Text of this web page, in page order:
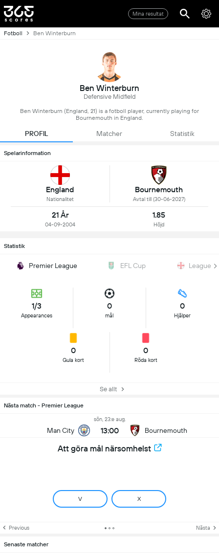
Mina resultat
Fotboll Ben Winterburn
Ben Winterburn
Defensive Midfield
Ben Winterburn (England, 21) is a fotboll player, currently playing for
Bournemouth in England.
PROFIL Matcher Statistik
Spelarinformation
England
Nationalitet
Bournemouth
Avtal till (30-06-2027)
21 År
04-09-2004
1.85
Höjd
Statistik
Premier League EFL Cup League
1/3
Appearances
0
mål
0
Hjälper
0
Gula kort
0
Röda kort
Se allt
Nästa match - Premier League
Man City
sön, 23:e aug.
13:00 Bournemouth
Att göra mål närsomhelst
V X
Previous Nästa
Senaste matcher